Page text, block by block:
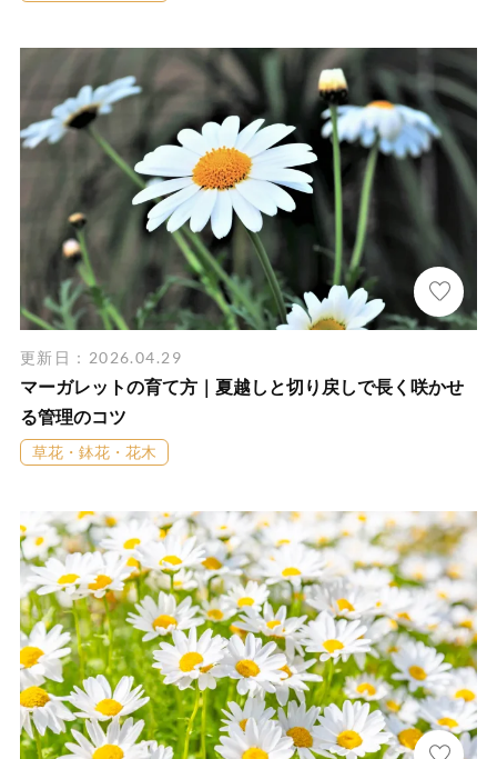
更新日：2026.04.29
マーガレットの育て方｜夏越しと切り戻しで長く咲かせ
る管理のコツ
草花・鉢花・花木